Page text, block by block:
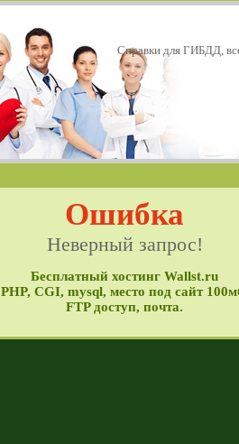
Справки для ГИБДД,
Ошибка
Неверный запрос!
Бесплатный хостинг Wallst.ru
PHP, CGI, mysql, место под сайт
FTP доступ, почта.